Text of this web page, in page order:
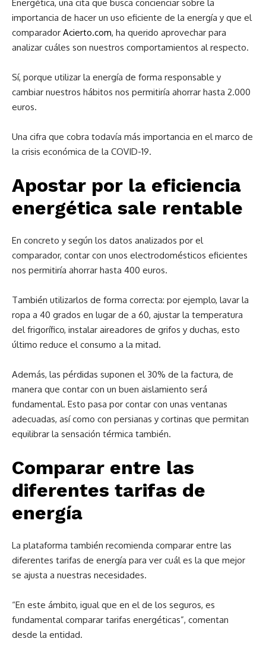
Energética, una cita que busca concienciar sobre la
importancia de hacer un uso eficiente de la energía y que el
comparador Acierto.com, ha querido aprovechar para
analizar cuáles son nuestros comportamientos al respecto.
Sí, porque utilizar la energía de forma responsable y
cambiar nuestros hábitos nos permitiría ahorrar hasta 2.000
euros.
Una cifra que cobra todavía más importancia en el marco de
la crisis económica de la COVID-19.
Apostar por la eficiencia
energética sale rentable
En concreto y según los datos analizados por el
comparador, contar con unos electrodomésticos eficientes
nos permitiría ahorrar hasta 400 euros.
También utilizarlos de forma correcta: por ejemplo, lavar la
ropa a 40 grados en lugar de a 60, ajustar la temperatura
del frigorífico, instalar aireadores de grifos y duchas, esto
último reduce el consumo a la mitad.
Además, las pérdidas suponen el 30% de la factura, de
manera que contar con un buen aislamiento será
fundamental. Esto pasa por contar con unas ventanas
adecuadas, así como con persianas y cortinas que permitan
equilibrar la sensación térmica también.
Comparar entre las
diferentes tarifas de
energía
La plataforma también recomienda comparar entre las
diferentes tarifas de energía para ver cuál es la que mejor
se ajusta a nuestras necesidades.
“En este ámbito, igual que en el de los seguros, es
fundamental comparar tarifas energéticas”, comentan
desde la entidad.